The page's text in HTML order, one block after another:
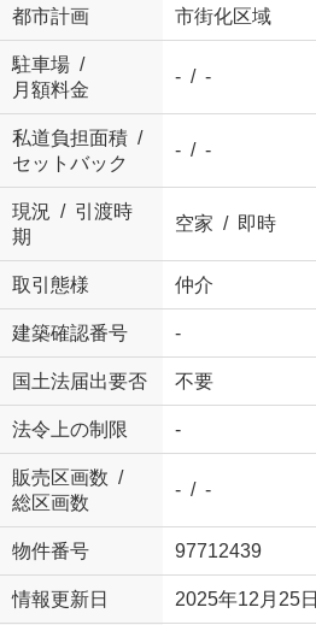
都市計画 市街化区域
駐車場 /
月額料金
- / -
私道負担面積 /
セットバック
- / -
現況 / 引渡時
期
空家 / 即時
取引態様 仲介
建築確認番号 -
国土法届出要否 不要
法令上の制限 -
販売区画数 /
総区画数
- / -
物件番号 97712439
情報更新日 2025年12月25日